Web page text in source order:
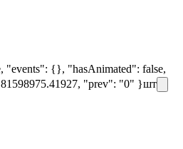
"events": {}, "hasAnimated": false,
"prev": "0" }шт